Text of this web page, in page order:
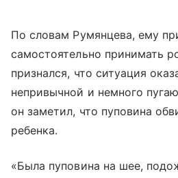
По словам Румянцева, ему
самостоятельно принимать
признался, что ситуация
непривычной и немного
он заметил, что пуповина
ребенка.
«Была пуповина на шее,